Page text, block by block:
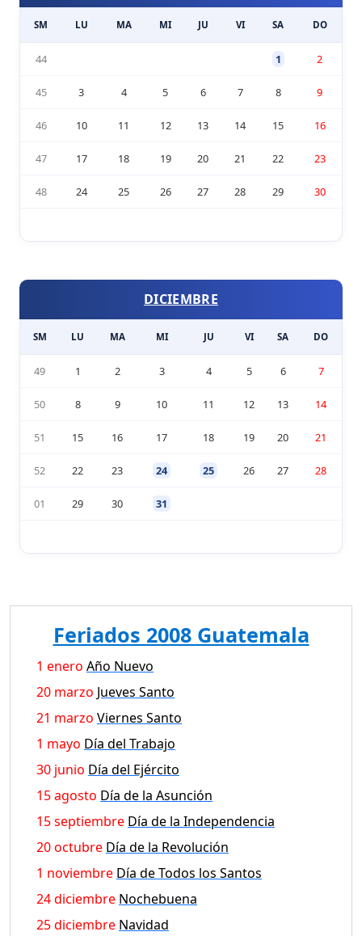
SM LU MA MI JU VI SA DO
44 1 2
45 3 4 5 6 7 8 9
46 10 11 12 13 14 15 16
47 17 18 19 20 21 22 23
48 24 25 26 27 28 29 30
DICIEMBRE
SM LU MA MI JU VI SA DO
49 1 2 3 4 5 6 7
50 8 9 10 11 12 13 14
51 15 16 17 18 19 20 21
52 22 23 24 25 26 27 28
01 29 30 31
Feriados 2008 Guatemala
1 enero Año Nuevo
20 marzo Jueves Santo
21 marzo Viernes Santo
1 mayo Día del Trabajo
30 junio Día del Ejército
15 agosto Día de la Asunción
15 septiembre Día de la Independencia
20 octubre Día de la Revolución
1 noviembre Día de Todos los Santos
24 diciembre Nochebuena
25 diciembre Navidad